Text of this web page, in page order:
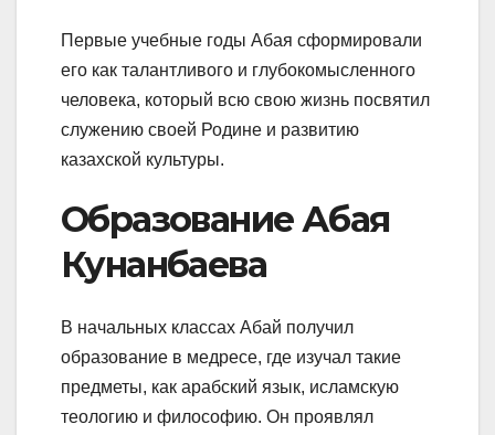
Первые учебные годы Абая сформировали
его как талантливого и глубокомысленного
человека, который всю свою жизнь посвятил
служению своей Родине и развитию
казахской культуры.
Образование Абая
Кунанбаева
В начальных классах Абай получил
образование в медресе, где изучал такие
предметы, как арабский язык, исламскую
теологию и философию. Он проявлял